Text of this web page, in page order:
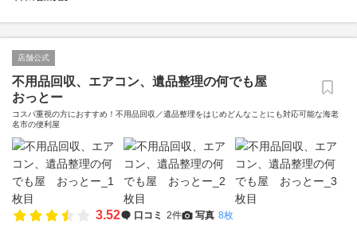
店舗公式
不用品回収、エアコン、遺品整理の何でも屋
おっとー
コスパ重視の方におすすめ！不用品回収／遺品整理をはじめどんなことにも対応可能な海老
名市の便利屋
3.52 口コミ 2件 写真 8枚